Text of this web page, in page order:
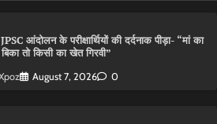
आंदोलन के परीक्षार्थियों की दर्दनाक पीड़ा- “मां का
तो किसी का खेत गिरवी”
August 7, 2026 0